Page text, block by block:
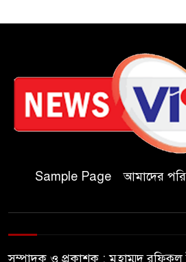
কুবিতে
১১
হাজার
চকরিয়ায়
প্রাথমিক
কমিটির
ফ্যাসিবাদী
Sample Page আমাদের
সম্পাদক ও প্রকাশক : মুহাম্মদ